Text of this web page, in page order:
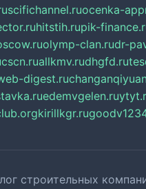
scifichannel.ruocenka-
hitstih.rupik-
olymp-clan.rudr-
allkmv.rudhgfd.ru
digest.ru
edemvgelen.ru
kirillkgr.ru
строительных